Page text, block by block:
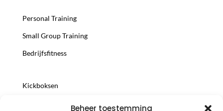
Beheer toestemming
Personal Training
Small Group Training
Bedrijfsfitness
Kickboksen